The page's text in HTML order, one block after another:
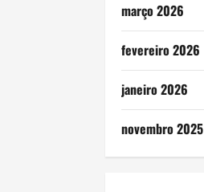
março 2026
fevereiro 2026
janeiro 2026
novembro 2025